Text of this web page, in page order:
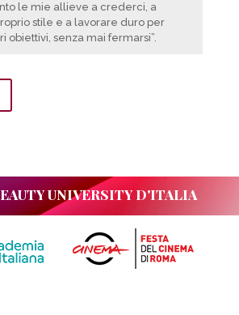
le mie allieve a crederci, a
stile e a lavorare duro per
obiettivi, senza mai fermarsi”.
UNIVERSITY D'ITALIA